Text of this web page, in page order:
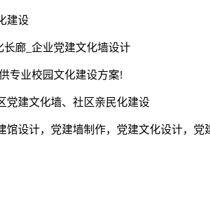
建设
廊_企业党建文化墙设计
专业校园文化建设方案!
党建文化墙、社区亲民化建设
设计，党建墙制作，党建文化设计，党